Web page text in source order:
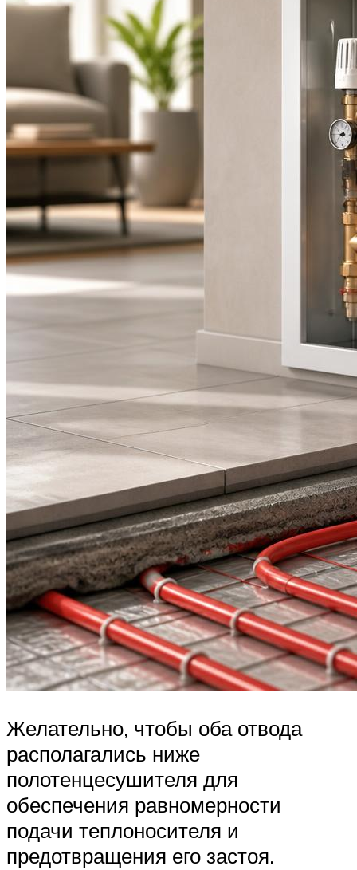
Желательно, чтобы оба отвода
располагались ниже
полотенцесушителя для
обеспечения равномерности
подачи теплоносителя и
предотвращения его застоя.